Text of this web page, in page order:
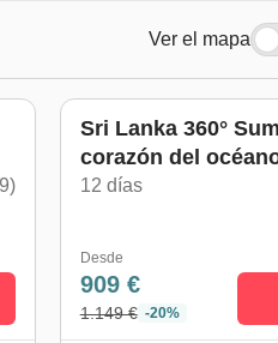
Ver el mapa
Sri Lanka 360°
corazón del
12 días
Desde
909 €
1.149 € -20%